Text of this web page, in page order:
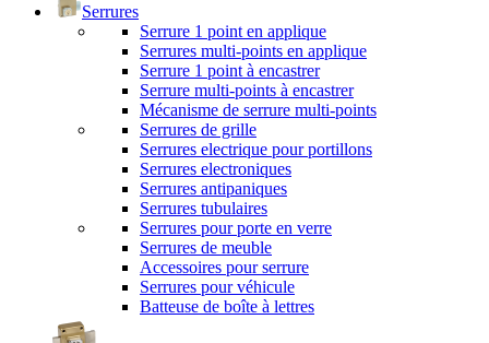
Serrures
Serrure 1 point en applique
Serrures multi-points en applique
Serrure 1 point à encastrer
Serrure multi-points à encastrer
Mécanisme de serrure multi-points
Serrures de grille
Serrures electrique pour portillons
Serrures electroniques
Serrures antipaniques
Serrures tubulaires
Serrures pour porte en verre
Serrures de meuble
Accessoires pour serrure
Serrures pour véhicule
Batteuse de boîte à lettres